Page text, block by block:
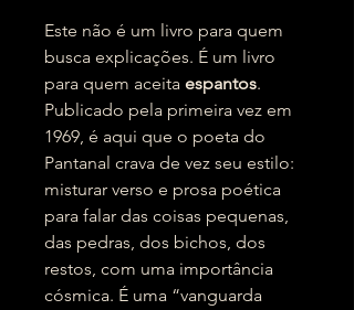
Este não é um livro para quem
busca explicações. É um livro
para quem aceita espantos.
Publicado pela primeira vez em
1969, é aqui que o poeta do
Pantanal crava de vez seu estilo:
misturar verso e prosa poética
para falar das coisas pequenas,
das pedras, dos bichos, dos
restos, com uma importância
cósmica. É uma “vanguarda